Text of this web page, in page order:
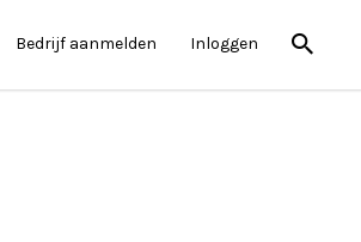
Bedrijf aanmelden Inloggen